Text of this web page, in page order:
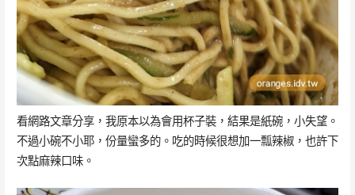
看網路文章分享，我原本以為會用杯子裝，結果是紙碗，小失望。
不過小碗不小耶，份量蠻多的。吃的時候很想加一瓢辣椒，也許下
次點麻辣口味。